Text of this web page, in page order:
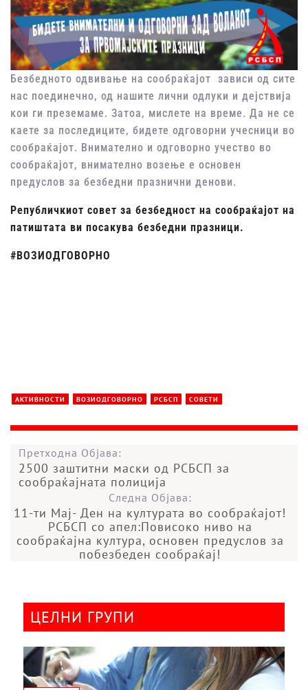
Безбедното одвивање на сообраќајот зависи од сите
нас поединечно, од нашите лични одлуки и дејствија
кои ги преземаме. Затоа, мислете на време. Да не се
каете за последиците, бидете одговорни учесници во
сообраќајот. Внимателно и одговорно учество во
сообраќајот, внимателно возење е основен
предуслов за безбедни празнични денови.
Републичкиот совет за безбедност на сообраќајот на
патиштата ви посакува безбедни празници.
#ВОЗИОДГОВОРНО
АКТИВНОСТИ ВОЗИОДГОВОРНО РСБСП СОВЕТИ
Претходна Објава:
2500 заштитни маски од РСБСП за
сообраќајната полиција
Следна Објава:
11-ти Мај- Ден на културата во сообраќајот!
РСБСП со апел:Повисоко ниво на
сообраќајна култура, основен предуслов за
побезбеден сообраќај!
ЦЕЛНИ ГРУПИ